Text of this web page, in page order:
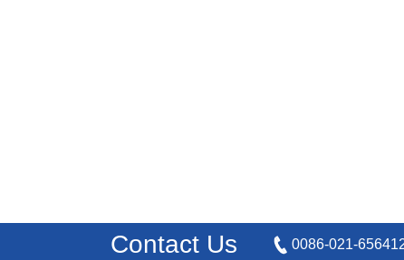
Contact Us 0086-021-